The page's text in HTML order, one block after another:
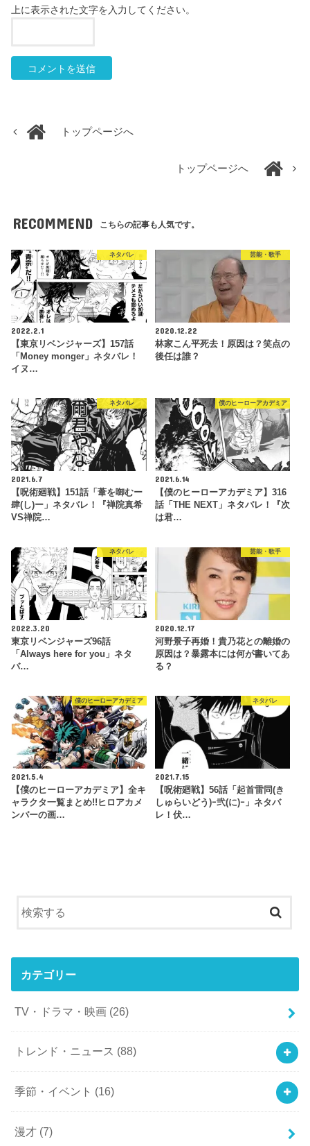
上に表示された文字を入力してください。
トップページへ
トップページへ
RECOMMEND こちらの記事も人気です。
ネタバレ
2022.2.1
【東京リベンジャーズ】157話
「Money monger」ネタバレ！
イヌ…
芸能・歌手
2020.12.22
林家こん平死去！原因は？笑点の
後任は誰？
ネタバレ
2021.6.7
【呪術廻戦】151話「葦を啣むー
肆(し)ー」ネタバレ！『禅院真希
VS禅院…
僕のヒーローアカデミア
2021.6.14
【僕のヒーローアカデミア】316
話「THE NEXT」ネタバレ！『次
は君…
ネタバレ
2022.3.20
東京リベンジャーズ96話
「Always here for you」ネタ
バ…
芸能・歌手
2020.12.17
河野景子再婚！貴乃花との離婚の
原因は？暴露本には何が書いてあ
る？
僕のヒーローアカデミア
2021.5.4
【僕のヒーローアカデミア】全キ
ャラクタ一覧まとめ!!ヒロアカメ
ンバーの画…
ネタバレ
2021.7.15
【呪術廻戦】56話「起首雷同(き
しゅらいどう)ｰ弐(に)ｰ」ネタバ
レ！伏…
カテゴリー
TV・ドラマ・映画 (26)
トレンド・ニュース (88)
季節・イベント (16)
漫才 (7)